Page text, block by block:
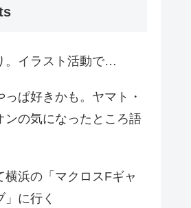
。イラスト活動で…
ぱ好きかも。ヤマト・
ンの気になったところ語
横浜の「マクロスFギャ
」に行く